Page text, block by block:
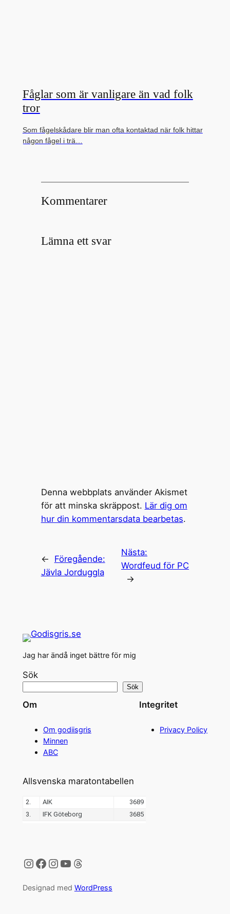
Fåglar som är vanligare än vad folk
tror
Som fågelskådare blir man ofta kontaktad när folk hittar
någon fågel i trä…
Kommentarer
Lämna ett svar
Denna webbplats använder Akismet
för att minska skräppost. Lär dig om
hur din kommentarsdata bearbetas.
←
Föregående:
Jävla Jorduggla
Nästa:
Wordfeud för PC
→
Jag har ändå inget bättre för mig
Sök
Sök
Om
Om godiisgris
Minnen
ABC
Integritet
Privacy Policy
Allsvenska maratontabellen
Instagram
Facebook
Instagram
YouTube
Threads
Designad med WordPress